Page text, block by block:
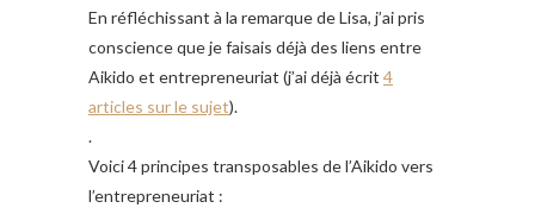
En réfléchissant à la remarque de Lisa, j’ai pris
conscience que je faisais déjà des liens entre
Aikido et entrepreneuriat (j’ai déjà écrit 4
articles sur le sujet).
.
Voici 4 principes transposables de l’Aikido vers
l’entrepreneuriat :